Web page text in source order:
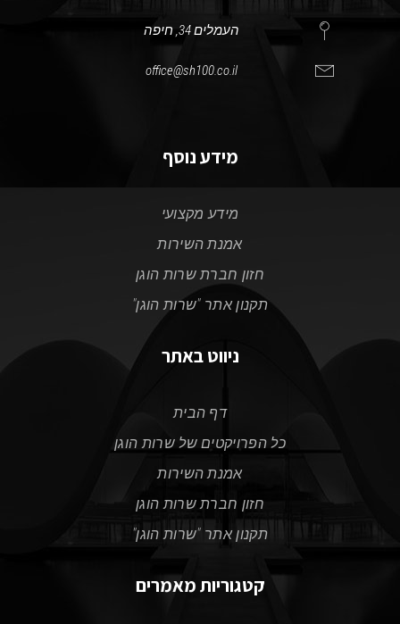
העמלים 34, חיפה
office@sh100.co.il
מידע נוסף
מידע מקצועי
אמנת השירות
חזון חברת שרות הוגן
תקנון אתר "שרות הוגן"
ניווט באתר
דף הבית
כל הפרויקטים של שרות הוגן
אמנת השירות
חזון חברת שרות הוגן
תקנון אתר "שרות הוגן"
קטגוריות מאמרים